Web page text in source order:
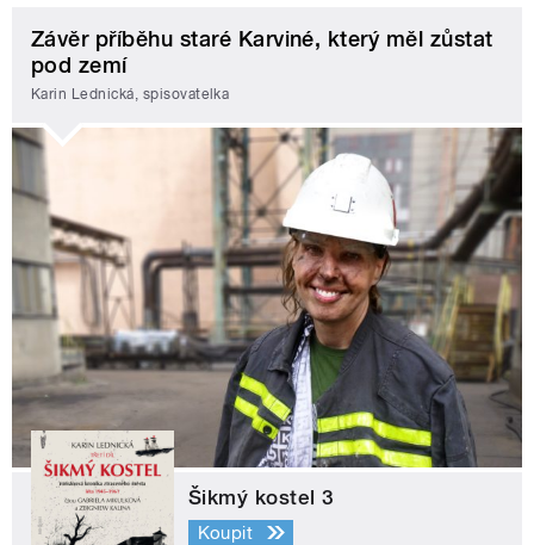
Závěr příběhu staré Karviné, který měl zůstat
pod zemí
Karin Lednická, spisovatelka
Šikmý kostel 3
Koupit